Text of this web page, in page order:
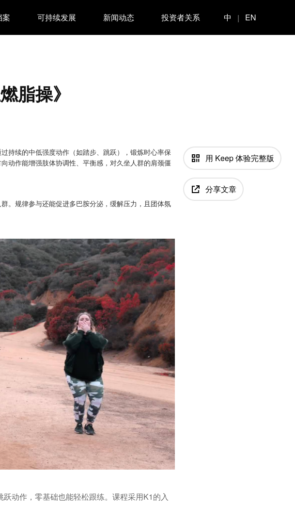
案 可持续发展 新闻动态 投资者关系 中 | EN
脂操》
用 Keep 体验完整版
分享文章
持续的中低强度动作（如踏步、跳跃），锻炼时心率保
动作能增强肢体协调性、平衡感，对久坐人群的肩颈僵
。规律参与还能促进多巴胺分泌，缓解压力，且团体氛
动作，零基础也能轻松跟练。课程采用K1的入